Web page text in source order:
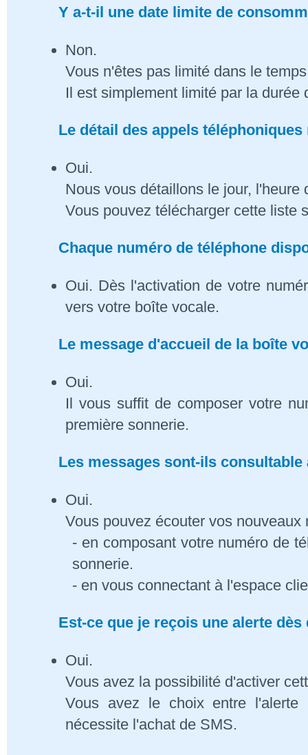
Y a-t-il une date limite de
Non.
Vous n'êtes pas limité dans le
Il est simplement limité par la durée
Le détail des appels
Oui.
Nous vous détaillons le jour,
Vous pouvez télécharger cette liste
Chaque numéro de téléphone
Oui. Dès l'activation de votre
vers votre boîte vocale.
Le message d'accueil de la boîte
Oui.
Il vous suffit de composer votre
première sonnerie.
Les messages sont-ils
Oui.
Vous pouvez écouter vos nouveaux
- en composant votre numéro de
sonnerie.
- en vous connectant à l'espace
Est-ce que je reçois une alerte
Oui.
Vous avez la possibilité d'activer
Vous avez le choix entre
nécessite l'achat de SMS.